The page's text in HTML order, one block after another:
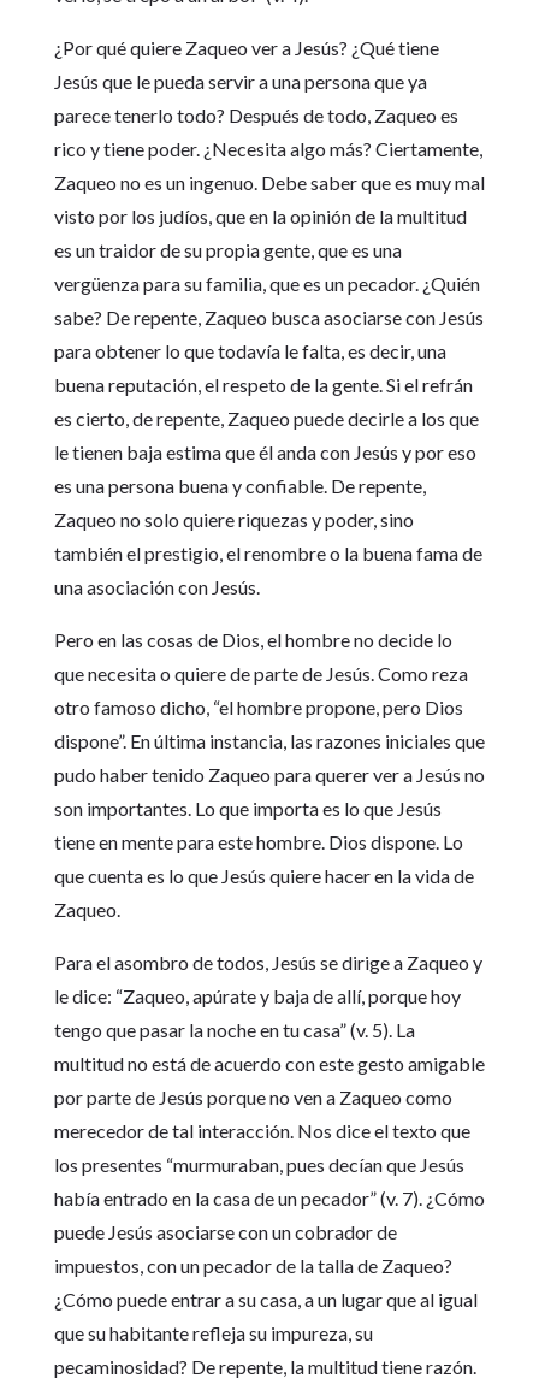
¿Por qué quiere Zaqueo ver a Jesús? ¿Qué tiene
Jesús que le pueda servir a una persona que ya
parece tenerlo todo? Después de todo, Zaqueo es
rico y tiene poder. ¿Necesita algo más? Ciertamente,
Zaqueo no es un ingenuo. Debe saber que es muy mal
visto por los judíos, que en la opinión de la multitud
es un traidor de su propia gente, que es una
vergüenza para su familia, que es un pecador. ¿Quién
sabe? De repente, Zaqueo busca asociarse con Jesús
para obtener lo que todavía le falta, es decir, una
buena reputación, el respeto de la gente. Si el refrán
es cierto, de repente, Zaqueo puede decirle a los que
le tienen baja estima que él anda con Jesús y por eso
es una persona buena y confiable. De repente,
Zaqueo no solo quiere riquezas y poder, sino
también el prestigio, el renombre o la buena fama de
una asociación con Jesús.
Pero en las cosas de Dios, el hombre no decide lo
que necesita o quiere de parte de Jesús. Como reza
otro famoso dicho, “el hombre propone, pero Dios
dispone”. En última instancia, las razones iniciales que
pudo haber tenido Zaqueo para querer ver a Jesús no
son importantes. Lo que importa es lo que Jesús
tiene en mente para este hombre. Dios dispone. Lo
que cuenta es lo que Jesús quiere hacer en la vida de
Zaqueo.
Para el asombro de todos, Jesús se dirige a Zaqueo y
le dice: “Zaqueo, apúrate y baja de allí, porque hoy
tengo que pasar la noche en tu casa” (v. 5). La
multitud no está de acuerdo con este gesto amigable
por parte de Jesús porque no ven a Zaqueo como
merecedor de tal interacción. Nos dice el texto que
los presentes “murmuraban, pues decían que Jesús
había entrado en la casa de un pecador” (v. 7). ¿Cómo
puede Jesús asociarse con un cobrador de
impuestos, con un pecador de la talla de Zaqueo?
¿Cómo puede entrar a su casa, a un lugar que al igual
que su habitante refleja su impureza, su
pecaminosidad? De repente, la multitud tiene razón.